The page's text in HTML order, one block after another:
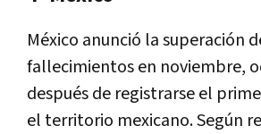
México anunció la superación
fallecimientos en noviembre,
después de registrarse el
el territorio mexicano. Según